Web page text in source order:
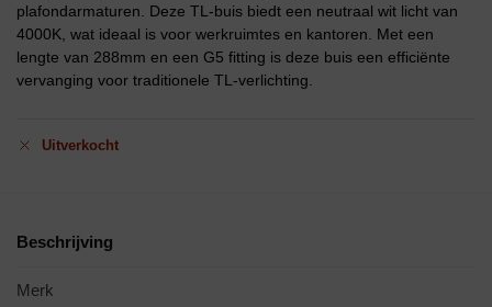
plafondarmaturen. Deze TL-buis biedt een neutraal wit licht van
4000K, wat ideaal is voor werkruimtes en kantoren. Met een
lengte van 288mm en een G5 fitting is deze buis een efficiënte
vervanging voor traditionele TL-verlichting.
Uitverkocht
Beschrijving
Merk